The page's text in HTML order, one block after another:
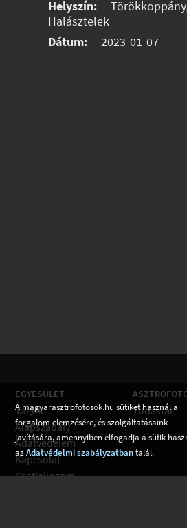
Helyszín:
Halásztelek
Dátum:
2023-01-07
EGYESÜLET
Tagok
Alapszabály
Adatvédelem
Kapcsolat
Csatlakozom
Tudástár
A magyarasztrofotosok.hu sütiket használ a
forgalom elemzésére, és szolgáltatásaink
javítására, amennyiben elfogadja a sütik
azAdatvédelmi szabályzatbantalál.